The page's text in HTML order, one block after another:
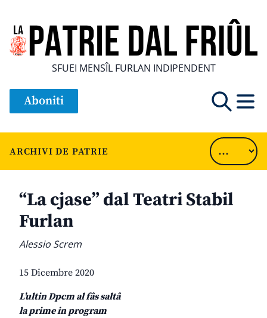
SFUEI MENSÎL FURLAN INDIPENDENT
Aboniti
ARCHIVI DE PATRIE
“La cjase” dal Teatri Stabil
Furlan
Alessio Screm
15 Dicembre 2020
L’ultin Dpcm al fâs saltâ
la prime in program